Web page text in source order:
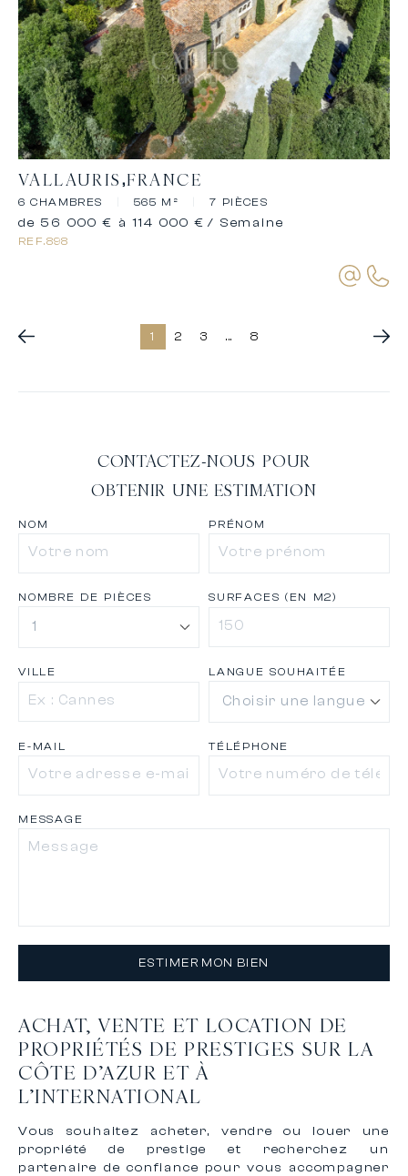
VALLAURIS FRANCE
6 CHAMBRES 565 M² 7 PIÈCES
REF.898
de 56 000 € à 114 000 € / Semaine
1 2 3 ... 8
CONTACTEZ-NOUS POUR
OBTENIR UNE ESTIMATION
NOM PRÉNOM
NOMBRE DE PIÈCES SURFACES (EN M2)
VILLE LANGUE SOUHAITÉE
E-MAIL TÉLÉPHONE
MESSAGE
ESTIMER MON BIEN
ACHAT, VENTE ET LOCATION DE
PROPRIÉTÉS DE PRESTIGES SUR LA
CÔTE D’AZUR ET À
L’INTERNATIONAL
Vous souhaitez acheter, vendre ou louer une
propriété de prestige et recherchez un
partenaire de confiance pour vous accompagner